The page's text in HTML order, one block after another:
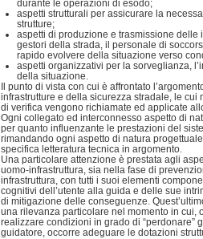
durante le operazioni di esodo;
aspetti strutturali per assicurare la
strutture;
aspetti di produzione e trasmissione delle
gestori della strada, il personale di
rapido evolvere della situazione verso
aspetti organizzativi per la sorveglianza,
della situazione.
Il punto di vista con cui è affrontato
infrastrutture e della sicurezza stradale, le
di verifica vengono richiamate ed applicate
Ogni collegato ed interconnesso aspetto di
per quanto influenzante le prestazioni del
rimandando ogni aspetto di natura
specifica letteratura tecnica in argomento.
Una particolare attenzione è prestata agli
uomo-infrastruttura, sia nella fase di
infrastruttura, con tutti i suoi elementi
cognitivi dell’utente alla guida e delle sue
di mitigazione delle conseguenze.
una rilevanza particolare nel momento in cui,
realizzare condizioni in grado di “perdonare”
guidatore, occorre adeguare le dotazioni